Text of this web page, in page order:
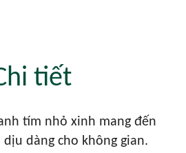
tiết
tím nhỏ xinh mang đến
dàng cho không gian.